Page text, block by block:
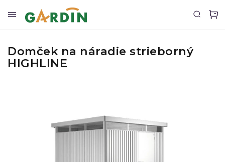
Domček na náradie strieborný
HIGHLINE